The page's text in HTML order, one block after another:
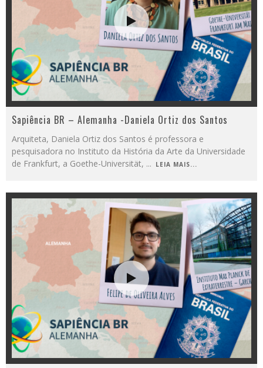
Sapiência BR – Alemanha -Daniela Ortiz dos Santos
Arquiteta, Daniela Ortiz dos Santos é professora e
pesquisadora no Instituto da História da Arte da Universidade
de Frankfurt, a Goethe-Universität, ... LEIA MAIS...